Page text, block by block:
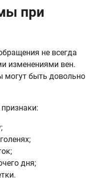
при
не всегда
изменениями вен.
могут быть довольно
дня;